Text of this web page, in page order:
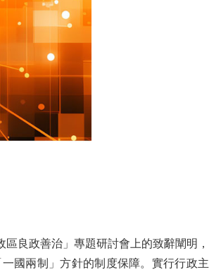
良政善治」專題研討會上的致辭闡明，
國兩制」方針的制度保障。實行行政主